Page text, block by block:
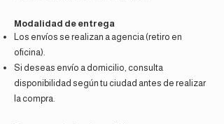
Modalidad de entrega
Los envíos se realizan a agencia (retiro en
oficina).
Si deseas envío a domicilio, consulta
disponibilidad según tu ciudad antes de realizar
la compra.